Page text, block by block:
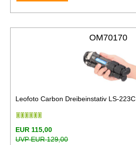
OM70170
Leofoto Carbon Dreibeinstativ LS-223C
EUR 115,00
UVP EUR 129,00